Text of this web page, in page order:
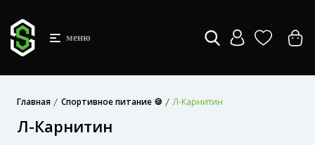
меню
Главная Спортивное питание 🍪 Л-Карнитин
Л-Карнитин